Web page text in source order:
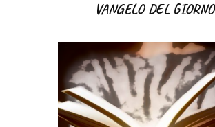
VANGELO DEL GIORNO